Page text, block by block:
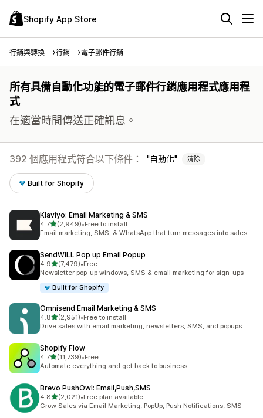
Shopify App Store
行銷與轉換 行銷 電子郵件行銷
所有具備自動化功能的電子郵件行銷應用程式應用程
式
在適當時間傳送正確訊息。
392 個應用程式符合以下條件： 自動化 清除
Built for Shopify
Klaviyo: Email Marketing & SMS
4.7滿分 5 顆星
(2,949)
共有 2949 則評價
•Free to install
Email marketing, SMS, & WhatsApp that turn messages into sales
SendWILL Pop up Email Popup
4.9滿分 5 顆星
(7,479)
共有 7479 則評價
•Free
Newsletter pop-up windows, SMS & email marketing for sign-ups
Built for Shopify
Omnisend Email Marketing & SMS
4.8滿分 5 顆星
(2,951)
共有 2951 則評價
•Free to install
Drive sales with email marketing, newsletters, SMS, and popups
Shopify Flow
4.7滿分 5 顆星
(11,739)
共有 11739 則評價
•Free
Automate everything and get back to business
Brevo PushOwl: Email,Push,SMS
4.8滿分 5 顆星
(2,021)
共有 2021 則評價
•Free plan available
Grow Sales via Email Marketing, PopUp, Push Notifications, SMS